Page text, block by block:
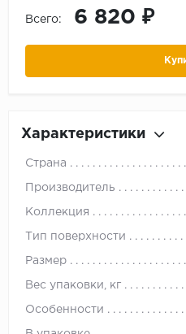
Всего: 6 820 ₽
Характеристики
Страна
Производитель
Коллекция
Тип поверхности
Размер
Вес упаковки, кг
Особенности